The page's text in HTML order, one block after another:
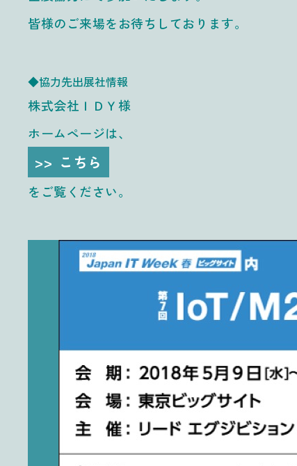
皆様のご来場をお待ちしております。
◆協力先出展社情報
株式会社ＩＤＹ様
ホームページは、
こちら
をご覧ください。